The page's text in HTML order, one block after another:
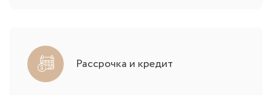
Рассрочка и кредит